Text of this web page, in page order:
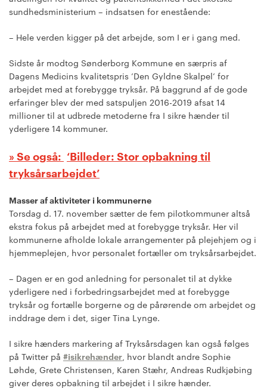
sundhedsministerium – indsatsen for enestående:
– Hele verden kigger på det arbejde, som I er i gang med.
Sidste år modtog Sønderborg Kommune en særpris af
Dagens Medicins kvalitetspris ’Den Gyldne Skalpel’ for
arbejdet med at forebygge tryksår. På baggrund af de gode
erfaringer blev der med satspuljen 2016-2019 afsat 14
millioner til at udbrede metoderne fra I sikre hænder til
yderligere 14 kommuner.
‘Billeder: Stor opbakning til
tryksårsarbejdet’
Masser af aktiviteter i kommunerne
Torsdag d. 17. november sætter de fem pilotkommuner altså
ekstra fokus på arbejdet med at forebygge tryksår. Her vil
kommunerne afholde lokale arrangementer på plejehjem og i
hjemmeplejen, hvor personalet fortæller om tryksårsarbejdet.
– Dagen er en god anledning for personalet til at dykke
yderligere ned i forbedringsarbejdet med at forebygge
tryksår og fortælle borgerne og de pårørende om arbejdet og
inddrage dem i det, siger Tina Lynge.
I sikre hænders markering af Tryksårsdagen kan også følges
på Twitter på #isikrehænder, hvor blandt andre Sophie
Løhde, Grete Christensen, Karen Stæhr, Andreas Rudkjøbing
giver deres opbakning til arbejdet i I sikre hænder.